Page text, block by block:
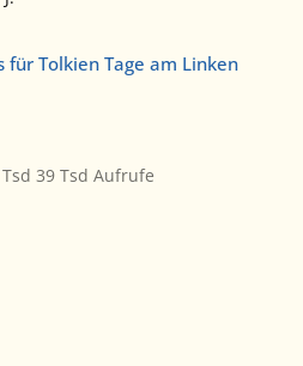
für Tolkien Tage am Linken
39 Tsd Aufrufe